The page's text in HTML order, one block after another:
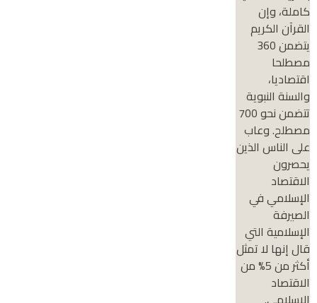
كاملة، وإن
القرآن الكريم
يتضمن 360
مصطلحا
اقتصاديا،
والسنة النبوية
تتضمن نحو 700
مصطلح. وعاب
على الناس الذين
يحصرون
الاقتصاد
الإسلامي في
الصيرفة
الإسلامية التي
قال إنها لا تمثل
أكثر من 5% من
الاقتصاد